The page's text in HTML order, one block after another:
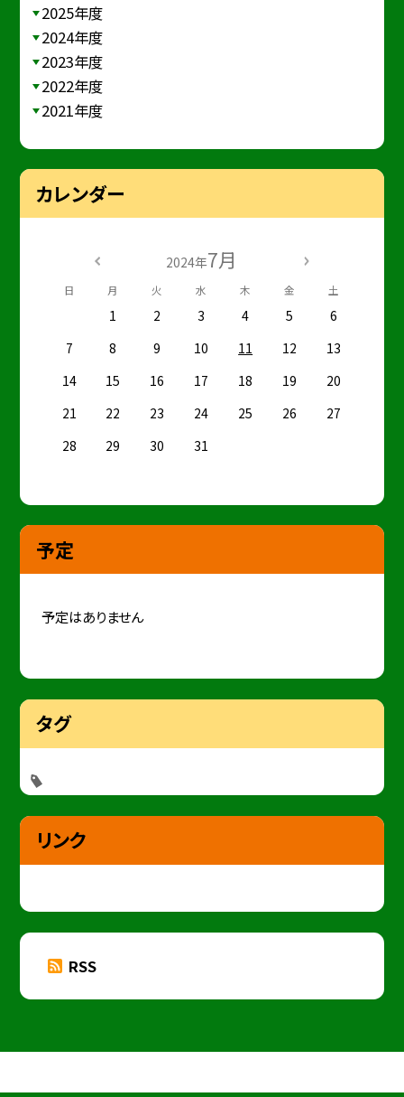
2025年度
2024年度
2023年度
2022年度
2021年度
カレンダー
2024年7月
日 月 火 水 木 金 土
1 2 3 4 5
6
7
8 9 10 11 12
13
14
15 16 17 18 19
20
21
22 23 24 25 26
27
28
29 30 31
予定
予定はありません
タグ
リンク
RSS